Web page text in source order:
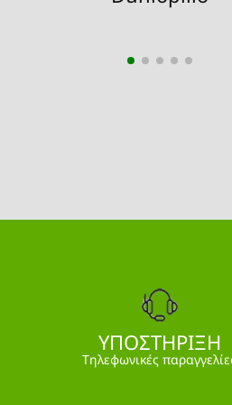
ΥΠΟΣΤΗΡΙΞΗ
Τηλεφωνικές